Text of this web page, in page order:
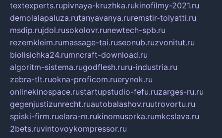
textexperts.rupivnaya-kruzhka.rukinofilmy-2021.ru
demolalapaluza.rutanyavanya.ruremstir-tolyatti.ru
msdip.rujdol.rusokolovr.runewtech-spb.ru
rezemkleim.rumassage-tai.ruseonub.ruzvonitut.ru
biolisichka24.rumncraft-download.ru
algoritm-sistema.rugodflesh.ruru-industria.ru
zebra-tlt.ruokna-proficom.ruerynok.ru
onlinekinospace.rustartupstudio-fefu.ruzarges-ru.ru
gegenjustizunrecht.ruautobalashov.ruutrovortu.ru
spiski-firm.ruelara-m.rukinomusorka.rumkcslava.ru
2bets.ruvintovoykompressor.ru